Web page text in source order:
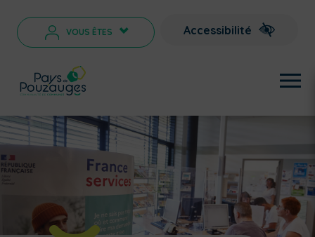
VOUS ÊTES > Accessibilité